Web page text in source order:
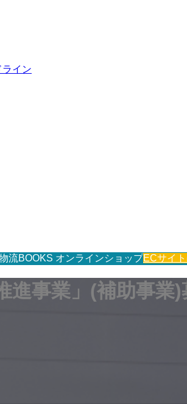
イン
流BOOKS オンラインショップECサイ
進事業」(補助事業